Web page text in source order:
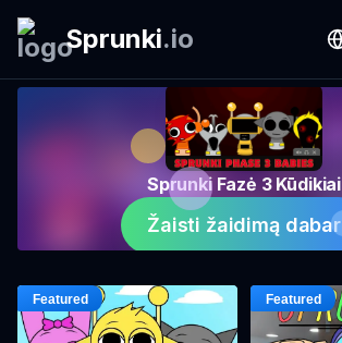
Sprunki.io
Sprunki Fazė 3 Kūdikiai
Žaisti žaidimą dabar